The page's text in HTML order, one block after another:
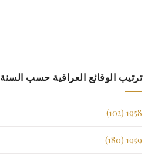
ترتيب الوقائع العراقية حسب السنة
1958 (102)
1959 (180)